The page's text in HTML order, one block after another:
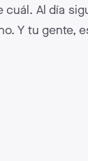
cuál. Al día
Y tu gente,